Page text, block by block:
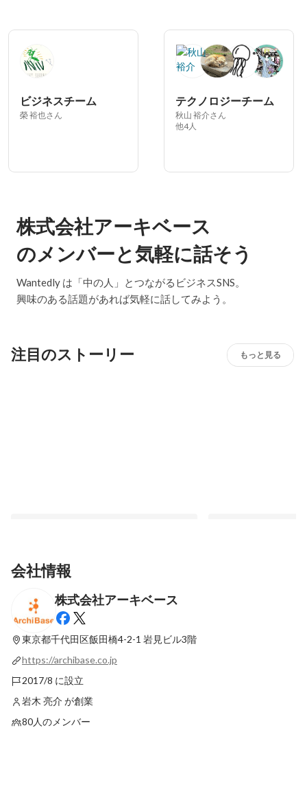
ビジネスチーム
榮 裕也さん
テクノロジーチーム
秋山 裕介さん
他4人
株式会社アーキベース
のメンバーと気軽に話そう
Wantedly は「中の人」とつながるビジネスSNS。
興味のある話題があれば気軽に話してみよう。
注目のストーリー もっと見る
プロサッカー選手を断念した私が、一部上
場企業のトップセールスを捨ててまで、ベ
ンチャー企業に入社した理由 #社員ブログ
固定された投稿
会社情報
株式会社アーキベース
東京都千代田区飯田橋4-2-1 岩見ビル3階
https://archibase.co.jp
2017/8 に設立
岩木 亮介 が創業
80人のメンバー